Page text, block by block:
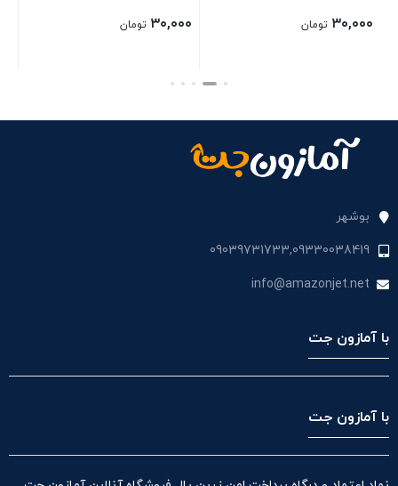
۳۰,۰۰۰ تومان
Charging,Robot Vacuum
۳۰,۰۰۰ تومان
بستن
بوشهر
09039731733,09330038419
info@amazonjet.net
با آمازون جت
با آمازون جت